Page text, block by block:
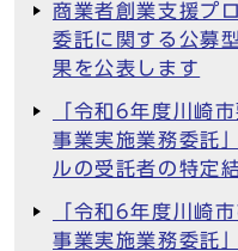
商業者創業支援プ
委託に関する公募
果を公表します
「令和6年度川崎
事業実施業務委託
ルの受託者の特定
「令和6年度川崎
事業実施業務委託